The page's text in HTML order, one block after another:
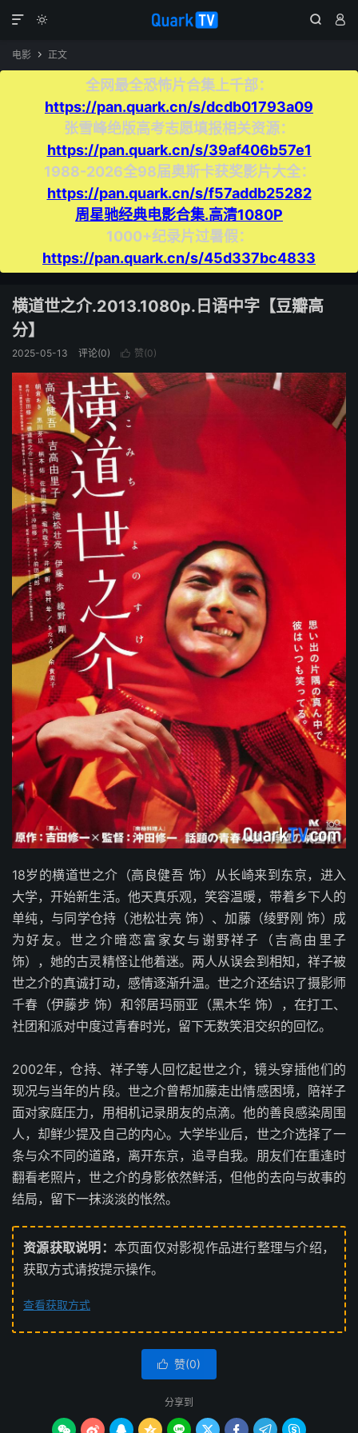
  

电影  正文
全网最全恐怖片合集上千部：
https://pan.quark.cn/s/dcdb01793a09
张雪峰绝版高考志愿填报相关资源：
https://pan.quark.cn/s/39af406b57e1
1988-2026全98届奥斯卡获奖影片大全：
https://pan.quark.cn/s/f57addb25282
周星驰经典电影合集.高清1080P
1000+纪录片过暑假：
https://pan.quark.cn/s/45d337bc4833
横道世之介.2013.1080p.日语中字【豆瓣高
分】
2025-05-13 评论(0)  赞(0)
18岁的横道世之介（高良健吾 饰）从长崎来到东京，进入
大学，开始新生活。他天真乐观，笑容温暖，带着乡下人的
单纯，与同学仓持（池松壮亮 饰）、加藤（绫野刚 饰）成
为好友。世之介暗恋富家女与谢野祥子（吉高由里子
饰），她的古灵精怪让他着迷。两人从误会到相知，祥子被
世之介的真诚打动，感情逐渐升温。世之介还结识了摄影师
千春（伊藤步 饰）和邻居玛丽亚（黑木华 饰），在打工、
社团和派对中度过青春时光，留下无数笑泪交织的回忆。
2002年，仓持、祥子等人回忆起世之介，镜头穿插他们的
现况与当年的片段。世之介曾帮加藤走出情感困境，陪祥子
面对家庭压力，用相机记录朋友的点滴。他的善良感染周围
人，却鲜少提及自己的内心。大学毕业后，世之介选择了一
条与众不同的道路，离开东京，追寻自我。朋友们在重逢时
翻看老照片，世之介的身影依然鲜活，但他的去向与故事的
结局，留下一抹淡淡的怅然。
资源获取说明： 本页面仅对影视作品进行整理与介绍，
获取方式请按提示操作。
查看获取方式
 赞(0)
分享到
        